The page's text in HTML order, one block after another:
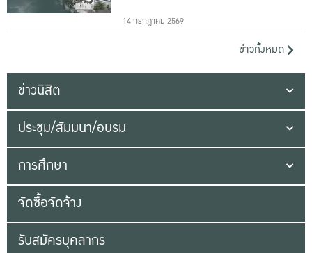
14 กรกฎาคม 2569
ข่าวทั้งหมด
ข่าวนิสิต
ประชุม/สัมมนา/อบรม
การศึกษา
จัดซื้อจัดจ้าง
รับสมัครบุคลากร